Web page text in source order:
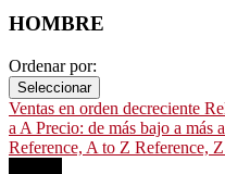
HOMBRE
Ordenar por:
Seleccionar
Ventas en orden decreciente
a A Precio: de más bajo a más
Reference, A to Z Reference,